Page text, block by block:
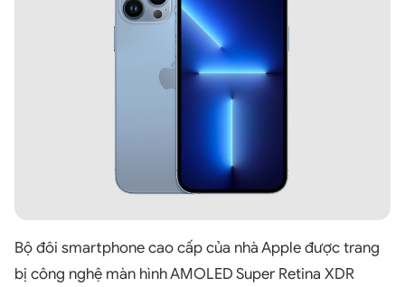
Bộ đôi smartphone cao cấp của nhà Apple được trang
bị công nghệ màn hình AMOLED Super Retina XDR